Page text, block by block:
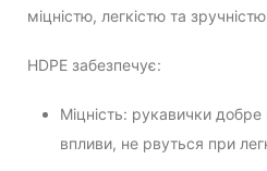
міцністю, легкістю та
HDPE забезпечує:
Міцність: рукавички
впливи, не рвуться при